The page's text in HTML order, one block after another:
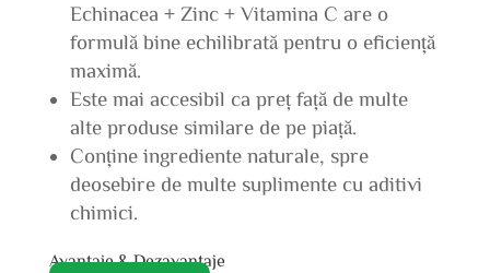
Echinacea + Zinc + Vitamina C are o
formulă bine echilibrată pentru o eficiență
maximă.
Este mai accesibil ca preț față de multe
alte produse similare de pe piață.
Conține ingrediente naturale, spre
deosebire de multe suplimente cu aditivi
chimici.
Avantaje & Dezavantaje